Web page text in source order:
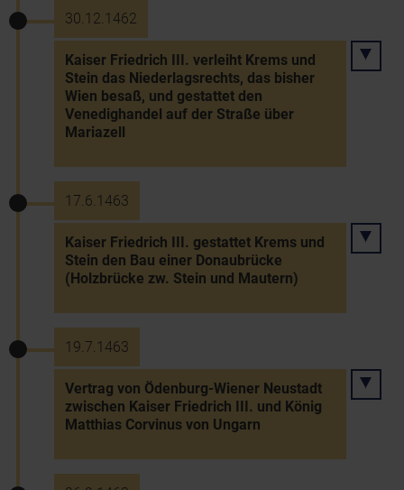
30.12.1462
Kaiser Friedrich III. verleiht Krems und
Stein das Niederlagsrechts, das bisher
Wien besaß, und gestattet den
Venedighandel auf der Straße über
Mariazell
17.6.1463
Kaiser Friedrich III. gestattet Krems und
Stein den Bau einer Donaubrücke
(Holzbrücke zw. Stein und Mautern)
19.7.1463
Vertrag von Ödenburg-Wiener Neustadt
zwischen Kaiser Friedrich III. und König
Matthias Corvinus von Ungarn